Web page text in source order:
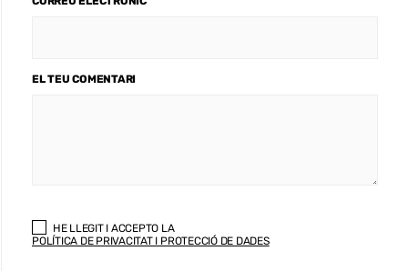
EL TEU COMENTARI
HE LLEGIT I ACCEPTO LA
POLÍTICA DE PRIVACITAT I PROTECCIÓ DE DADES